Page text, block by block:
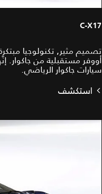
C‑X17
أووفر مستقبلية من جاكوار.
سيارات جاكوار الرياضي.
استكشف